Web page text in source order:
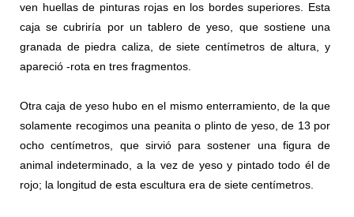
ven huellas de pinturas rojas en los bordes superiores. Esta
caja se cubriría por un tablero de yeso, que sostiene una
granada de piedra caliza, de siete centímetros de altura, y
apareció -rota en tres fragmentos.
Otra caja de yeso hubo en el mismo enterramiento, de la que
solamente recogimos una peanita o plinto de yeso, de 13 por
ocho centímetros, que sirvió para sostener una figura de
animal indeterminado, a la vez de yeso y pintado todo él de
rojo; la longitud de esta escultura era de siete centímetros.